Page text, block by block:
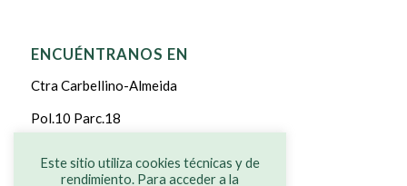
ENCUÉNTRANOS EN
Ctra Carbellino-Almeida
Pol.10 Parc.18
Este sitio utiliza cookies técnicas y de
rendimiento. Para acceder a la